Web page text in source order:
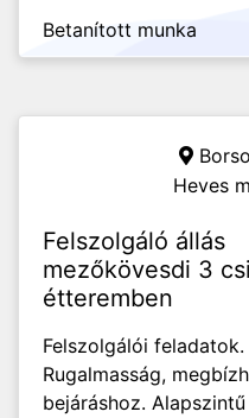
Betanított munka
Heves
Felszolgáló állás
mezőkövesdi 3
étteremben
Felszolgálói feladatok.
Rugalmasság,
bejáráshoz.